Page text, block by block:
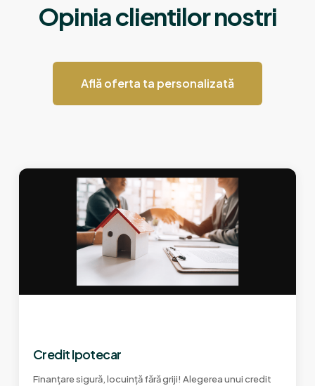
Opinia clientilor nostri
Află oferta ta personalizată
Credit Ipotecar
Finanțare sigură, locuință fără griji! Alegerea unui credit